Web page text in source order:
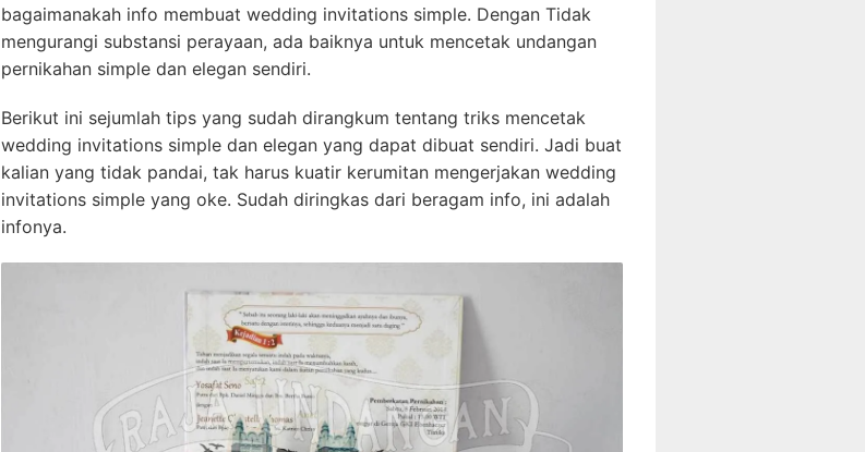
bagaimanakah info membuat wedding invitations simple. Dengan Tidak
mengurangi substansi perayaan, ada baiknya untuk mencetak undangan
pernikahan simple dan elegan sendiri.
Berikut ini sejumlah tips yang sudah dirangkum tentang triks mencetak
wedding invitations simple dan elegan yang dapat dibuat sendiri. Jadi buat
kalian yang tidak pandai, tak harus kuatir kerumitan mengerjakan wedding
invitations simple yang oke. Sudah diringkas dari beragam info, ini adalah
infonya.